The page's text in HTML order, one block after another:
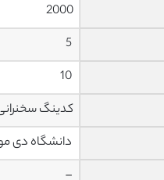
2000
کدینگ
دانشگاه دی
–